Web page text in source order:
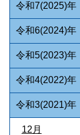
令和7(2025)年
令和6(2024)年
令和5(2023)年
令和4(2022)年
令和3(2021)年
12月